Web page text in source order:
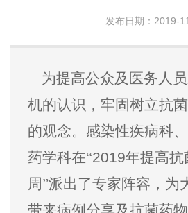
发布日期：2019-
为提高公众及医务人
机的认识，牢固树立抗
的观念。感染性疾病科
药学科在“2019年提高抗
周”派出了专家阵容，为